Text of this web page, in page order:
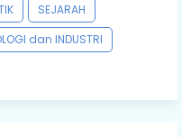
SEJARAH
dan INDUSTRI